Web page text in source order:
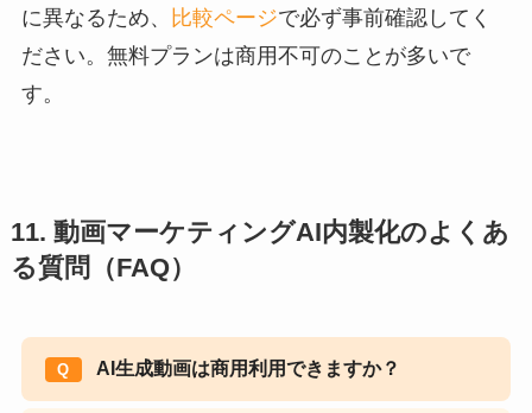
に異なるため、
比較ページで必ず事前確認してく
ださい。無料プランは商用不可のことが多いで
す。
11. 動画マーケティングAI内製化のよくあ
る質問（FAQ）
Q AI生成動画は商用利用できますか？